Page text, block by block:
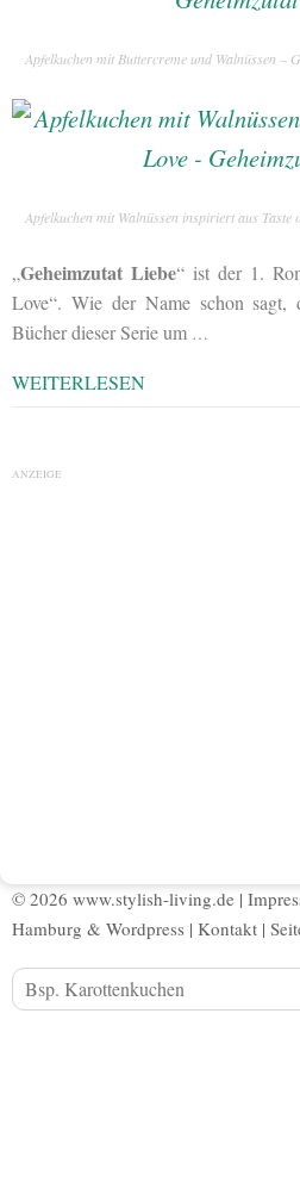
Apfelkuchen mit Buttercreme und Walnüssen –
Apfelkuchen mit Walnüssen inspiriert aus Taste
„Geheimzutat Liebe“ ist der 1.
Love“. Wie der Name schon sagt,
Bücher dieser Serie um …
WEITERLESEN
ANZEIGE
© 2026 www.stylish-living.de |
Hamburg & Wordpress | Kontakt |